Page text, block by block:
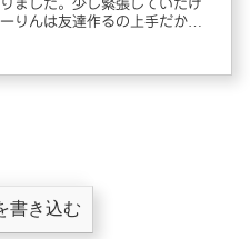
ました。少し緊張していたけ
りんは友達作るの上手だか
オオクワとパリーの3本目用の
書き込む